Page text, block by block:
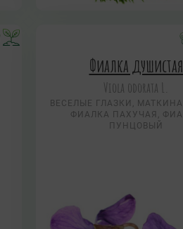
Фиалка душистая
Viola odorata L.
ВЕСЕЛЫЕ ГЛАЗКИ,
ФИАЛКА ПАХУЧАЯ,
ПУНЦОВЫЙ